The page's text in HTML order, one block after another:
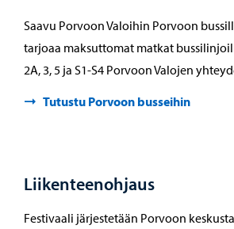
Saavu Porvoon Valoihin Porvoon
tarjoaa maksuttomat matkat
2A, 3, 5 ja S1-S4 Porvoon Valojen
Tutustu Porvoon busseihin
Liikenteenohjaus
Festivaali järjestetään Porvoon